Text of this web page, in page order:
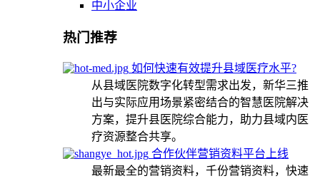
中小企业
热门推荐
如何快速有效提升县域医疗水平?
从县域医院数字化转型需求出发，新华三推
出与实际应用场景紧密结合的智慧医院解决
方案，提升县医院综合能力，助力县域内医
疗资源整合共享。
合作伙伴营销资料平台上线
最新最全的营销资料，千份营销资料，快速